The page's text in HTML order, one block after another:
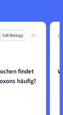
Cell Biology Mo
findet
häufig?